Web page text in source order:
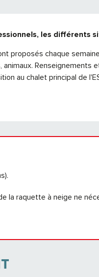
les différents
proposés chaque
Renseignements
au chalet principal de
la raquette à neige ne